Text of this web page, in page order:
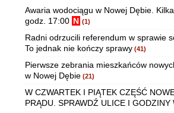
Awaria wodociągu w Nowej Dębie.
godz. 17:00 N (1)
Radni odrzucili referendum w sprawie
To jednak nie kończy sprawy (41)
Pierwsze zebrania mieszkańców
w Nowej Dębie (21)
W CZWARTEK I PIĄTEK CZĘŚĆ
PRĄDU. SPRAWDŹ ULICE I GODZINY